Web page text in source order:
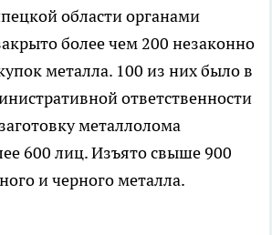
области органами
более чем 200 незаконно
металла. 100 из них было в
ответственности
металлолома
600 лиц. Изъято свыше 900
и черного металла.